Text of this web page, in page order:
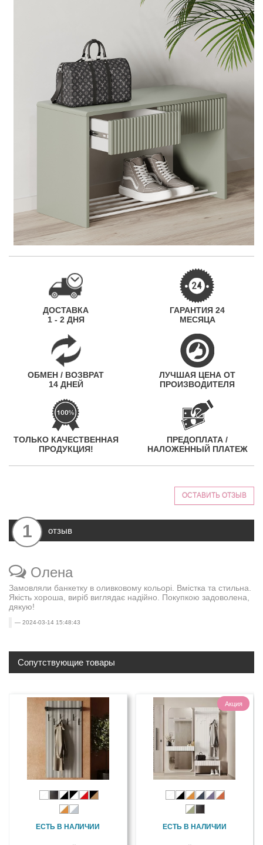
ДОСТАВКА
1 - 2 ДНЯ
ГАРАНТИЯ 24
МЕСЯЦА
ОБМЕН / ВОЗВРАТ
14 ДНЕЙ
ЛУЧШАЯ ЦЕНА ОТ
ПРОИЗВОДИТЕЛЯ
ТОЛЬКО КАЧЕСТВЕННАЯ
ПРОДУКЦИЯ!
ПРЕДОПЛАТА /
НАЛОЖЕННЫЙ ПЛАТЕЖ
ОСТАВИТЬ ОТЗЫВ
1 отзыв
Олена
Замовляли банкетку в оливковому кольорі. Вмістка та стильна.
Якість хороша, виріб виглядає надійно. Покупкою задоволена,
дякую!
2024-03-14 15:48:43
Сопутствующие товары
ЕСТЬ В НАЛИЧИИ
Акция
ЕСТЬ В НАЛИЧИИ